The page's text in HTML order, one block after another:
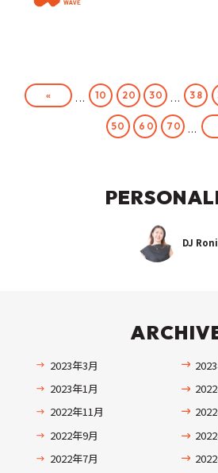
« ... 10 20 30 ... 38
50 60 70 ...
DJ Roni
2023年3月
2023年1月
2022年11月
2022年9月
2022年7月